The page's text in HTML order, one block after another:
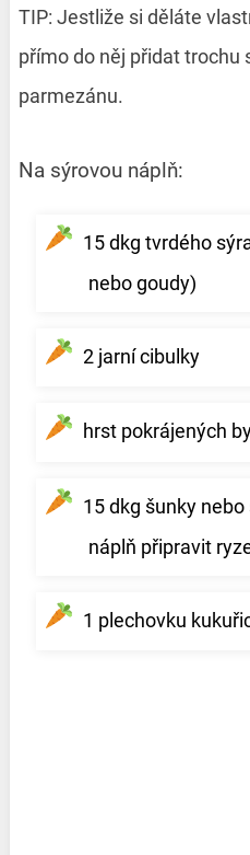
TIP: Jestliže si děláte
přímo do něj přidat trochu
parmezánu.
Na sýrovou náplň:
15 dkg tvrdého
nebo goudy)
2 jarní cibulky
hrst pokrájených
15 dkg šunky
náplň připravit
1 plechovku